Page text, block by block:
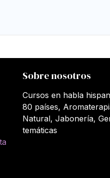
Sobre nosotros
Cursos en habla
80 países,
Natural, Jabonería,
temáticas